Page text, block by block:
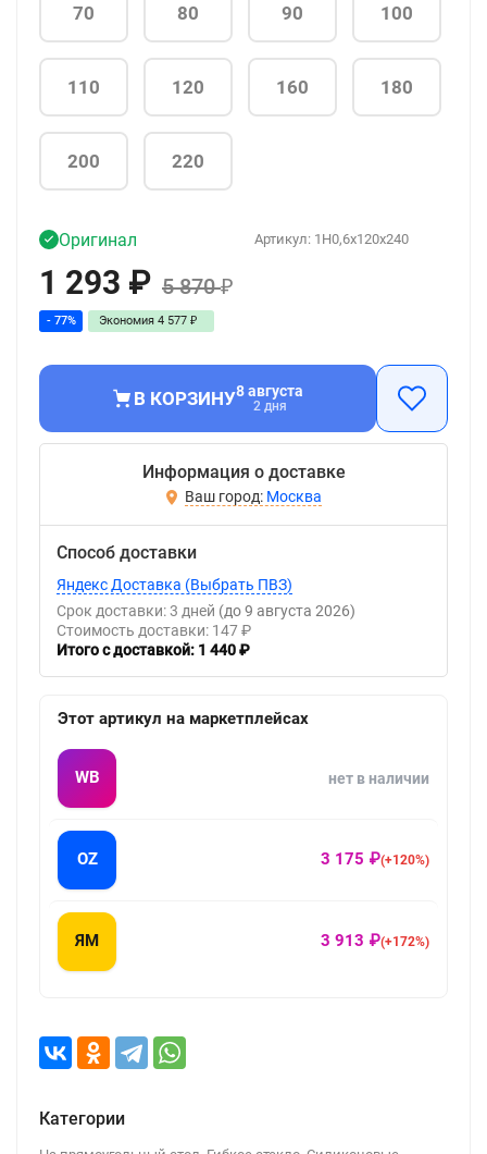
70 80 90 100
110 120 160 180
200 220
Артикул: 1H0,6x120x240
Оригинал
1 293 ₽ 5 870₽
- 77% Экономия 4 577 ₽
В КОРЗИНУ8 августа
2 дня
Информация о доставке
Москва
Способ доставки
Яндекс Доставка (Выбрать ПВЗ)
Срок доставки: 3 дней (до 9 августа 2026)
Стоимость доставки: 147 ₽
Итого с доставкой: 1 440 ₽
Этот артикул на маркетплейсах
WB нет в наличии
OZ 3 175 ₽(+120%)
ЯМ 3 913 ₽(+172%)
Категории